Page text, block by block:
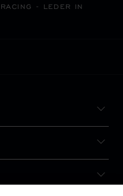
- LEDER IN
ÄNDERN)